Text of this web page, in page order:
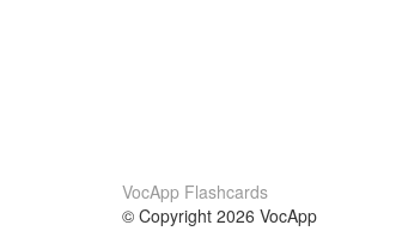
VocApp Flashcards
© Copyright 2026 VocApp